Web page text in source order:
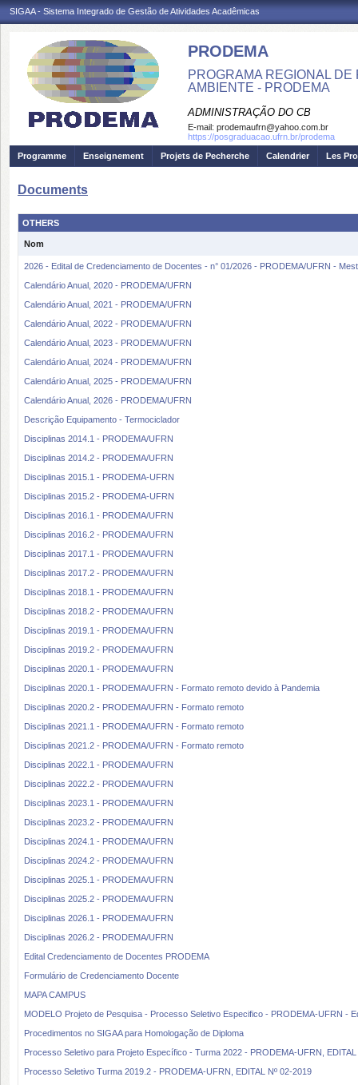
SIGAA - Sistema Integrado de Gestão de Atividades Acadêmicas
PRODEMA
PROGRAMA REGIONAL
AMBIENTE - PRODEMA
ADMINISTRAÇÃO DO CB
E-mail: prodemaufrn@yahoo.com.br
https://posgraduacao.ufrn.br/prodema
Programme
Enseignement Projets de Pecherche Calendrier Les
Documents
OTHERS
Nom
2026 - Edital de Credenciamento de Docentes - n° 01/2026 - PRODEMA/UFRN -
Calendário Anual, 2020 - PRODEMA/UFRN
Calendário Anual, 2021 - PRODEMA/UFRN
Calendário Anual, 2022 - PRODEMA/UFRN
Calendário Anual, 2023 - PRODEMA/UFRN
Calendário Anual, 2024 - PRODEMA/UFRN
Calendário Anual, 2025 - PRODEMA/UFRN
Calendário Anual, 2026 - PRODEMA/UFRN
Descrição Equipamento - Termociclador
Disciplinas 2014.1 - PRODEMA/UFRN
Disciplinas 2014.2 - PRODEMA/UFRN
Disciplinas 2015.1 - PRODEMA-UFRN
Disciplinas 2015.2 - PRODEMA-UFRN
Disciplinas 2016.1 - PRODEMA/UFRN
Disciplinas 2016.2 - PRODEMA/UFRN
Disciplinas 2017.1 - PRODEMA/UFRN
Disciplinas 2017.2 - PRODEMA/UFRN
Disciplinas 2018.1 - PRODEMA/UFRN
Disciplinas 2018.2 - PRODEMA/UFRN
Disciplinas 2019.1 - PRODEMA/UFRN
Disciplinas 2019.2 - PRODEMA/UFRN
Disciplinas 2020.1 - PRODEMA/UFRN
Disciplinas 2020.1 - PRODEMA/UFRN - Formato remoto devido à Pandemia
Disciplinas 2020.2 - PRODEMA/UFRN - Formato remoto
Disciplinas 2021.1 - PRODEMA/UFRN - Formato remoto
Disciplinas 2021.2 - PRODEMA/UFRN - Formato remoto
Disciplinas 2022.1 - PRODEMA/UFRN
Disciplinas 2022.2 - PRODEMA/UFRN
Disciplinas 2023.1 - PRODEMA/UFRN
Disciplinas 2023.2 - PRODEMA/UFRN
Disciplinas 2024.1 - PRODEMA/UFRN
Disciplinas 2024.2 - PRODEMA/UFRN
Disciplinas 2025.1 - PRODEMA/UFRN
Disciplinas 2025.2 - PRODEMA/UFRN
Disciplinas 2026.1 - PRODEMA/UFRN
Disciplinas 2026.2 - PRODEMA/UFRN
Edital Credenciamento de Docentes PRODEMA
Formulário de Credenciamento Docente
MAPA CAMPUS
MODELO Projeto de Pesquisa - Processo Seletivo Especifico - PRODEMA-UFRN -
Procedimentos no SIGAA para Homologação de Diploma
Processo Seletivo para Projeto Específico - Turma 2022 - PRODEMA-UFRN, EDITAL
Processo Seletivo Turma 2019.2 - PRODEMA-UFRN, EDITAL Nº 02-2019